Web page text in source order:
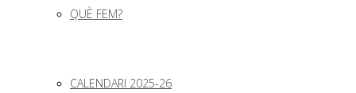
QUÈ FEM?
CALENDARI 2025-26